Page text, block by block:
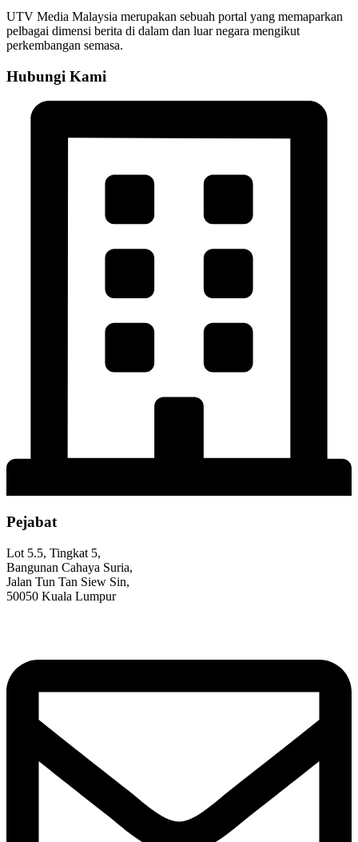
UTV Media Malaysia merupakan sebuah portal yang memaparkan
pelbagai dimensi berita di dalam dan luar negara mengikut
perkembangan semasa.
Hubungi Kami
Pejabat
Lot 5.5, Tingkat 5,
Bangunan Cahaya Suria,
Jalan Tun Tan Siew Sin,
50050 Kuala Lumpur